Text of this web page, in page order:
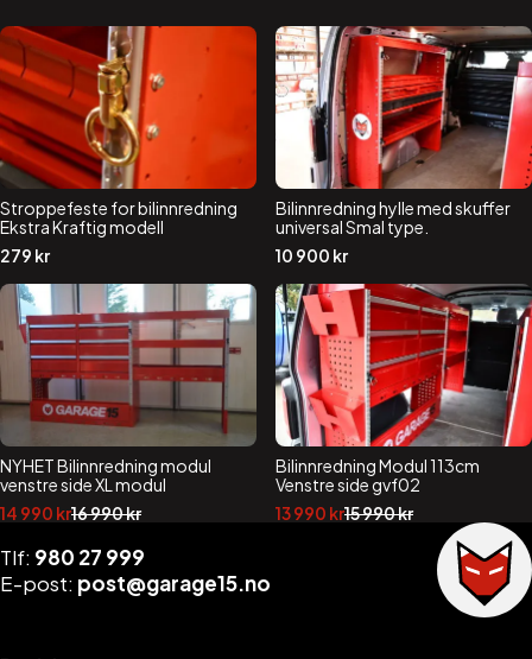
Stroppefeste for bilinnredning
Ekstra Kraftig modell
279 kr
Bilinnredning hylle med skuffer
universal Smal type.
10 900 kr
NYHET Bilinnredning modul
venstre side XL modul
16 990kr
Opprinnelig
var:
16
990 kr.
14 990 kr
Nåværende
er:
14
990 kr.
Bilinnredning Modul 113cm
Venstre side gvf02
15 990kr
Opprinnelig
13 990 kr
Nåværende
Tlf: 980 27 999
E-post: post@garage15.no